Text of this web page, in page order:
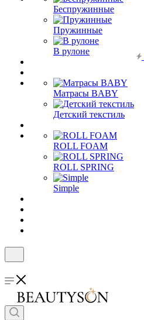
Беспружинные
Пружинные
В рулоне
Матрасы BABY
Детский текстиль
ROLL FOAM
ROLL SPRING
Simple